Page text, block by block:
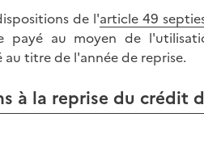
de l'article 49
payé au moyen de
au titre de l'année de reprise.
à la reprise du crédit